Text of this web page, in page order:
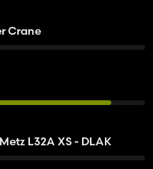
Crane
L32A XS - DLAK